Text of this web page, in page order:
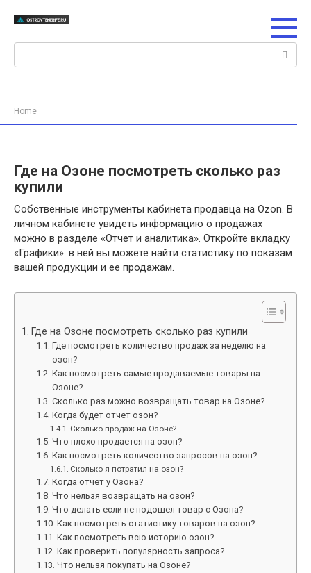
Поиск:
Home
Где на Озоне посмотреть сколько раз
купили
Собственные инструменты кабинета продавца на Ozon. В
личном кабинете увидеть информацию о продажах
можно в разделе «Отчет и аналитика». Откройте вкладку
«Графики»: в ней вы можете найти статистику по показам
вашей продукции и ее продажам.
Где на Озоне посмотреть сколько раз купили
Где посмотреть количество продаж за неделю на
озон?
Как посмотреть самые продаваемые товары на
Озоне?
Сколько раз можно возвращать товар на Озоне?
Когда будет отчет озон?
Сколько продаж на Озоне?
Что плохо продается на озон?
Как посмотреть количество запросов на озон?
Сколько я потратил на озон?
Когда отчет у Озона?
Что нельзя возвращать на озон?
Что делать если не подошел товар с Озона?
Как посмотреть статистику товаров на озон?
Как посмотреть всю историю озон?
Как проверить популярность запроса?
Что нельзя покупать на Озоне?